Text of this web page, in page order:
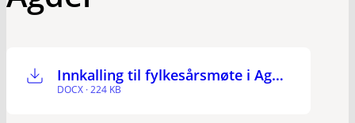
Innkalling til fylkesårsmøte i Agder 2024
DOCX · 224 KB